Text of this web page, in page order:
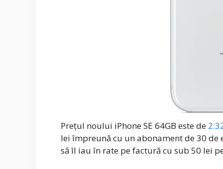
Prețul noului iPhone SE 64GB este de
lei împreună cu un abonament de 30
să îl iau în rate pe factură cu sub 50 lei